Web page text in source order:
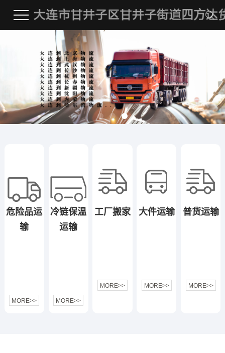
危险品运
输
MORE>>
冷链保温
运输
MORE>>
工厂搬家
MORE>>
大件运输
MORE>>
普货运输
MORE>>